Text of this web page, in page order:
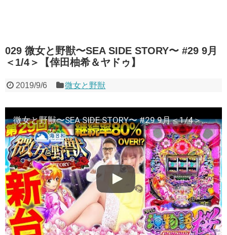
029 微女と野獣〜SEA SIDE STORY〜 #29 9月
＜1/4＞【倖田柚希＆ヤドゥ】
2019/9/6 微女と野獣
微女と野獣〜SEA SIDE STORY〜 #29 9月＜1/4＞【倖田柚希＆ヤドゥ】パチンコ★★金曜日更新★★